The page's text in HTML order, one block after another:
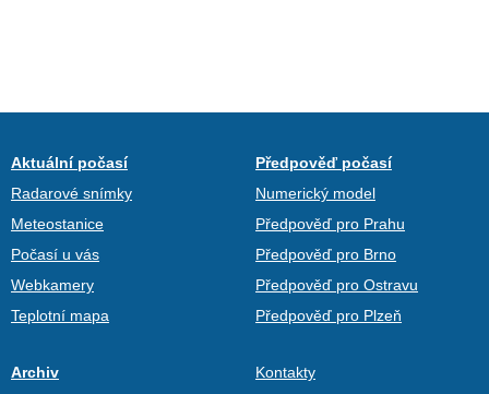
Aktuální počasí
Radarové snímky
Meteostanice
Počasí u vás
Webkamery
Teplotní mapa
Předpověď počasí
Numerický model
Předpověď pro Prahu
Předpověď pro Brno
Předpověď pro Ostravu
Předpověď pro Plzeň
Archiv Kontakty